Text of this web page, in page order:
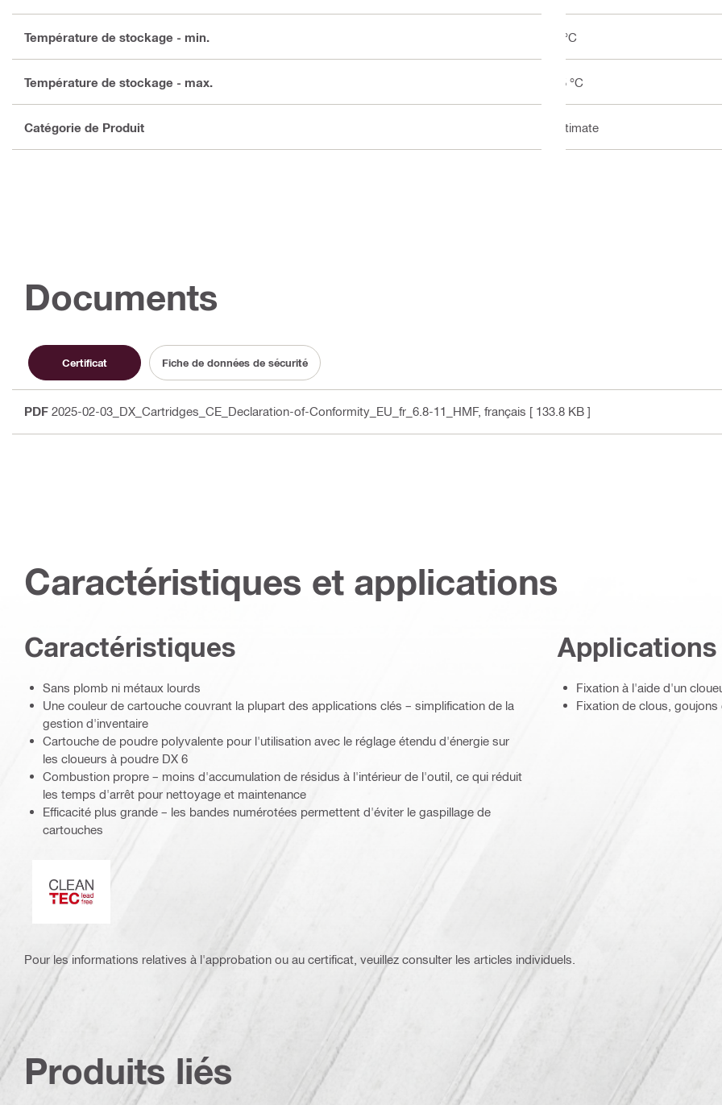
Température de stockage - min. 5 °C
Température de stockage - max. 25 °C
Catégorie de Produit Ultimate
Documents
Certificat Fiche de données de sécurité
PDF 2025-02-03_DX_Cartridges_CE_Declaration-of-Conformity_EU_fr_6.8-11_HMF, français [ 133.8 KB ]
Caractéristiques et applications
Caractéristiques
Sans plomb ni métaux lourds
Une couleur de cartouche couvrant la plupart des applications clés – simplification de la
gestion d'inventaire
Cartouche de poudre polyvalente pour l'utilisation avec le réglage étendu d'énergie sur
les cloueurs à poudre DX 6
Combustion propre – moins d'accumulation de résidus à l'intérieur de l'outil, ce qui réduit
les temps d'arrêt pour nettoyage et maintenance
Efficacité plus grande – les bandes numérotées permettent d'éviter le gaspillage de
cartouches
Applications
Fixation à l'aide d'un
Fixation de clous, goujons
Pour les informations relatives à l'approbation ou au certificat, veuillez consulter les articles individuels.
Produits liés